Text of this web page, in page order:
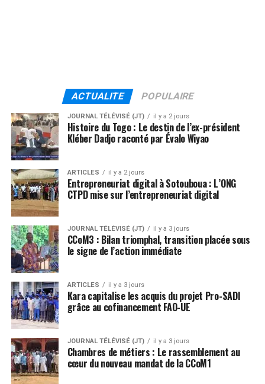
ACTUALITE POPULAIRE
JOURNAL TÉLÉVISÉ (JT) il y a 2 jours
Histoire du Togo : Le destin de l’ex-président
Kléber Dadjo raconté par Évalo Wiyao
ARTICLES il y a 2 jours
Entrepreneuriat digital à Sotouboua : L’ONG
CTPD mise sur l’entrepreneuriat digital
JOURNAL TÉLÉVISÉ (JT) il y a 3 jours
CCoM3 : Bilan triomphal, transition placée sous
le signe de l’action immédiate
ARTICLES il y a 3 jours
Kara capitalise les acquis du projet Pro-SADI
grâce au cofinancement FAO-UE
JOURNAL TÉLÉVISÉ (JT) il y a 3 jours
Chambres de métiers : Le rassemblement au
cœur du nouveau mandat de la CCoM1